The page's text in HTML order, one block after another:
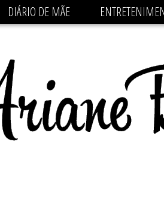
src='https://
DIÁRIO DE MÃE